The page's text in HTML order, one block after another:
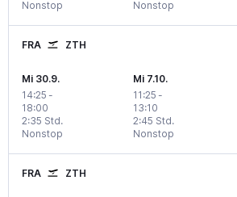
Nonstop Nonstop
FRA ZTH
Mi 30.9.
14:25 -
18:00
Nonstop
2:35 Std.
Mi 7.10.
11:25 -
13:10
Nonstop
2:45 Std.
FRA ZTH